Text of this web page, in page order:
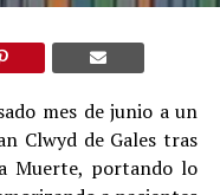
mes de junio a un
Clwyd de Gales tras
Muerte, portando lo